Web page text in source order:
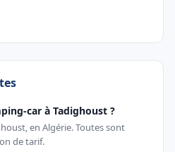
car à Tadighoust ?
en Algérie. Toutes sont
de tarif.